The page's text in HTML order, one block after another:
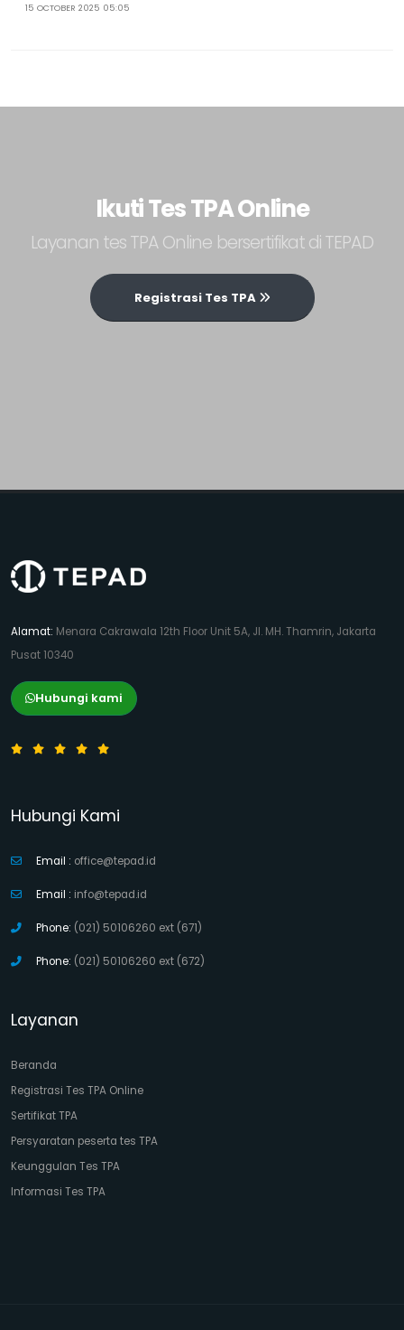
15 OCTOBER 2025 05:05
Ikuti Tes TPA Online
Layanan tes TPA Online bersertifikat di TEPAD
Registrasi Tes TPA
Alamat: Menara Cakrawala 12th Floor Unit 5A, Jl. MH. Thamrin, Jakarta
Pusat 10340
Hubungi kami
Hubungi Kami
Email : office@tepad.id
Email : info@tepad.id
Phone: (021) 50106260 ext (671)
Phone: (021) 50106260 ext (672)
Layanan
Beranda
Registrasi Tes TPA Online
Sertifikat TPA
Persyaratan peserta tes TPA
Keunggulan Tes TPA
Informasi Tes TPA